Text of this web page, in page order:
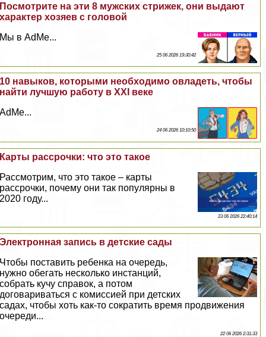
Посмотрите на эти 8 мужских стрижек, они выдают
хаpaктер хозяев с головой
Мы в AdMe...
25 06 2026 19:30:42
10 навыков, которыми необходимо овладеть, чтобы
найти лучшую работу в XXI веке
AdMe...
24 06 2026 10:10:50
Карты рассрочки: что это такое
Рассмотрим, что это такое – карты
рассрочки, почему они так популярны в
2020 году...
23 06 2026 22:40:14
Электронная запись в детские сады
Чтобы поставить ребенка на очередь,
нужно обегать несколько инстанций,
собрать кучу справок, а потом
договариваться с комиссией при детских
садах, чтобы хоть как-то сократить время продвижения
очереди...
22 06 2026 2:31:33